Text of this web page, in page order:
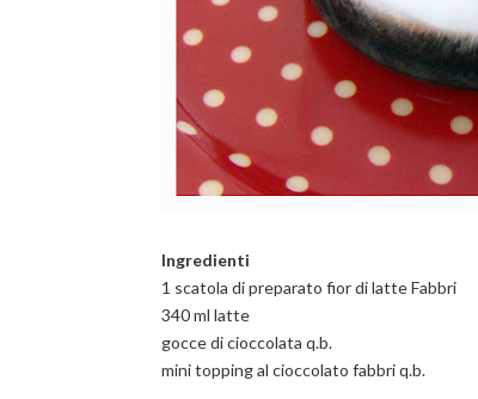
Ingredienti
1 scatola di preparato fior di latte Fabbri
340 ml latte
gocce di cioccolata q.b.
mini topping al cioccolato fabbri q.b.